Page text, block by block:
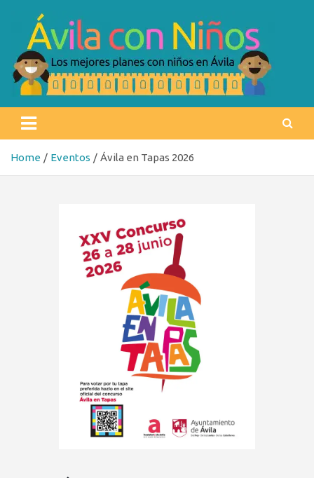
content
Ávila con niños
Home Eventos Ávila en Tapas 2026